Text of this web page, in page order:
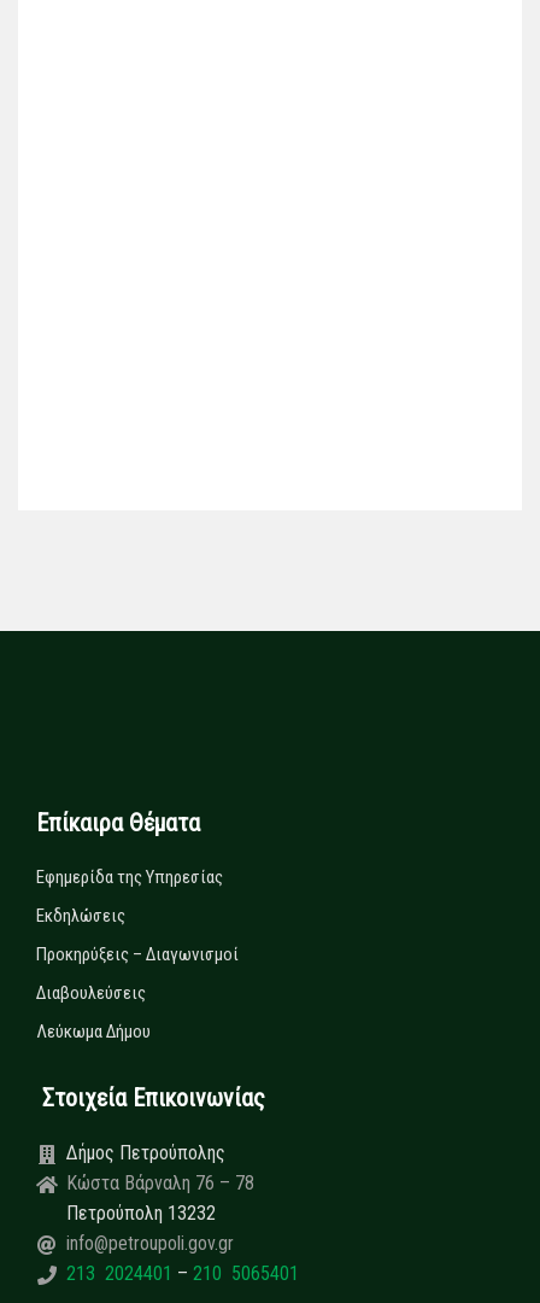
Επίκαιρα Θέματα
Εφημερίδα της Υπηρεσίας
Εκδηλώσεις
Προκηρύξεις – Διαγωνισμοί
Διαβουλεύσεις
Λεύκωμα Δήμου
Στοιχεία Επικοινωνίας
Δήμος Πετρούπολης
Κώστα Βάρναλη 76 – 78
Πετρούπολη 13232
info@petroupoli.gov.gr
213 2024401 – 210 5065401